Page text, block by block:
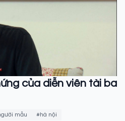
của diễn viên tài ba
mẫu #hà nội